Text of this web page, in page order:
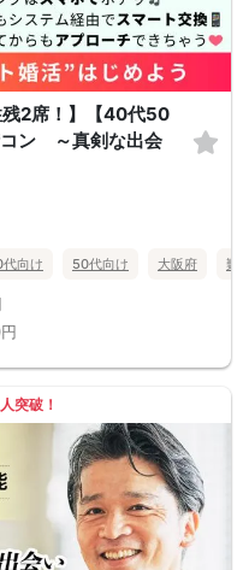
残2席！】【40代50
コン ～真剣な出会
向け 50代向け 大阪府 難
突破！